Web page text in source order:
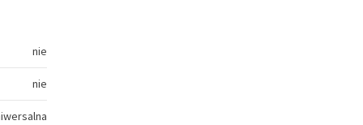
nie
nie